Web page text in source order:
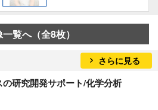
覧へ（全8枚）
さらに見る
研究開発サポート/化学分析